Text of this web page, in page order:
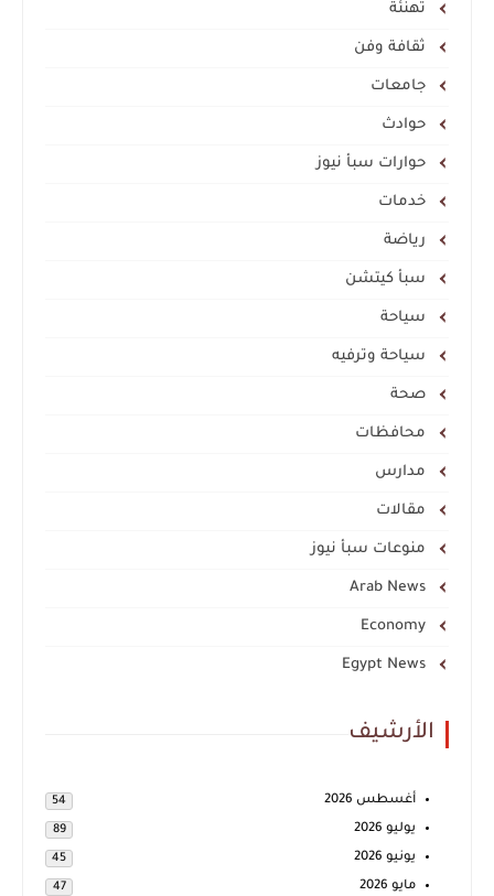
تهنئة
ثقافة وفن
جامعات
حوادث
حوارات سبأ نيوز
خدمات
رياضة
سبأ كيتشن
سياحة
سياحة وترفيه
صحة
محافظات
مدارس
مقالات
منوعات سبأ نيوز
Arab News
Economy
Egypt News
الأرشيف
أغسطس 2026 54
يوليو 2026 89
يونيو 2026 45
مايو 2026 47